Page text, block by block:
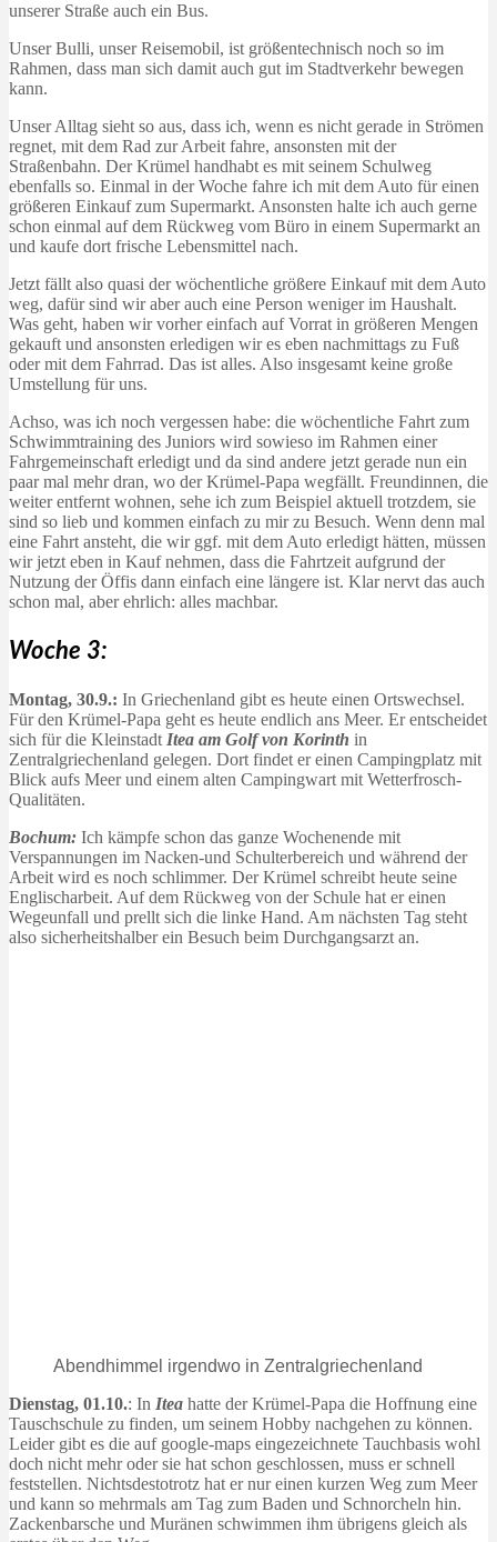
unserer Straße auch ein Bus.
Unser Bulli, unser Reisemobil, ist größentechnisch noch so im
Rahmen, dass man sich damit auch gut im Stadtverkehr bewegen
kann.
Unser Alltag sieht so aus, dass ich, wenn es nicht gerade in Strömen
regnet, mit dem Rad zur Arbeit fahre, ansonsten mit der
Straßenbahn. Der Krümel handhabt es mit seinem Schulweg
ebenfalls so. Einmal in der Woche fahre ich mit dem Auto für einen
größeren Einkauf zum Supermarkt. Ansonsten halte ich auch gerne
schon einmal auf dem Rückweg vom Büro in einem Supermarkt an
und kaufe dort frische Lebensmittel nach.
Jetzt fällt also quasi der wöchentliche größere Einkauf mit dem Auto
weg, dafür sind wir aber auch eine Person weniger im Haushalt.
Was geht, haben wir vorher einfach auf Vorrat in größeren Mengen
gekauft und ansonsten erledigen wir es eben nachmittags zu Fuß
oder mit dem Fahrrad. Das ist alles. Also insgesamt keine große
Umstellung für uns.
Achso, was ich noch vergessen habe: die wöchentliche Fahrt zum
Schwimmtraining des Juniors wird sowieso im Rahmen einer
Fahrgemeinschaft erledigt und da sind andere jetzt gerade nun ein
paar mal mehr dran, wo der Krümel-Papa wegfällt. Freundinnen, die
weiter entfernt wohnen, sehe ich zum Beispiel aktuell trotzdem, sie
sind so lieb und kommen einfach zu mir zu Besuch. Wenn denn mal
eine Fahrt ansteht, die wir ggf. mit dem Auto erledigt hätten, müssen
wir jetzt eben in Kauf nehmen, dass die Fahrtzeit aufgrund der
Nutzung der Öffis dann einfach eine längere ist. Klar nervt das auch
schon mal, aber ehrlich: alles machbar.
Woche 3:
Montag, 30.9.: In Griechenland gibt es heute einen Ortswechsel.
Für den Krümel-Papa geht es heute endlich ans Meer. Er entscheidet
sich für die Kleinstadt Itea am Golf von Korinth in
Zentralgriechenland gelegen. Dort findet er einen Campingplatz mit
Blick aufs Meer und einem alten Campingwart mit Wetterfrosch-
Qualitäten.
Bochum: Ich kämpfe schon das ganze Wochenende mit
Verspannungen im Nacken-und Schulterbereich und während der
Arbeit wird es noch schlimmer. Der Krümel schreibt heute seine
Englischarbeit. Auf dem Rückweg von der Schule hat er einen
Wegeunfall und prellt sich die linke Hand. Am nächsten Tag steht
also sicherheitshalber ein Besuch beim Durchgangsarzt an.
Abendhimmel irgendwo in Zentralgriechenland
Dienstag, 01.10.: In Itea hatte der Krümel-Papa die Hoffnung eine
Tauschschule zu finden, um seinem Hobby nachgehen zu können.
Leider gibt es die auf google-maps eingezeichnete Tauchbasis wohl
doch nicht mehr oder sie hat schon geschlossen, muss er schnell
feststellen. Nichtsdestotrotz hat er nur einen kurzen Weg zum Meer
und kann so mehrmals am Tag zum Baden und Schnorcheln hin.
Zackenbarsche und Muränen schwimmen ihm übrigens gleich als